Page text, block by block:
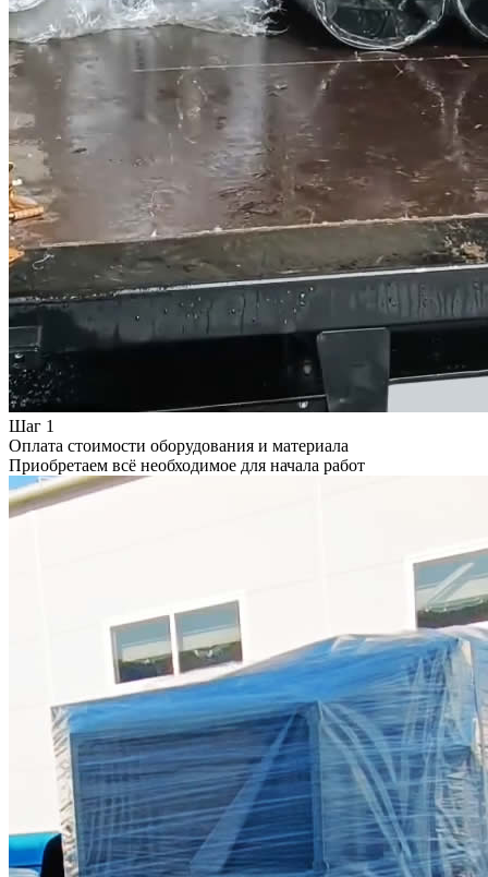
Шаг 1
Оплата стоимости оборудования и материала
Приобретаем всё необходимое для начала работ